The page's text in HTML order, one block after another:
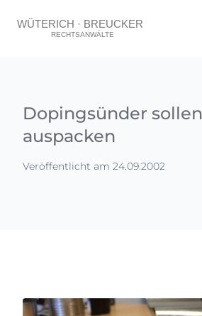
Dopingsünder sollen
auspacken
Veröffentlicht am 24.09.2002